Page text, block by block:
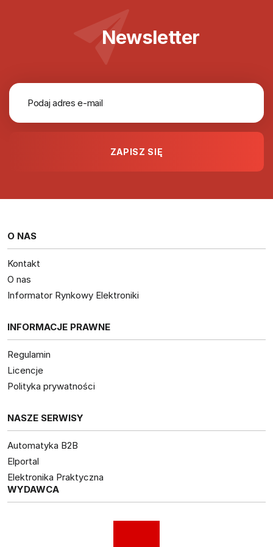
Newsletter
O NAS
Kontakt
O nas
Informator Rynkowy Elektroniki
INFORMACJE PRAWNE
Regulamin
Licencje
Polityka prywatności
NASZE SERWISY
Automatyka B2B
Elportal
Elektronika Praktyczna
WYDAWCA